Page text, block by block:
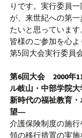
りです。実行委員
が、来世紀への第
たいと思っています
皆様のご参加を心よ
第5回大会実行委員
第6回大会 2000年
ル岐山・中部学院
新時代の福祉教育
望―
介護保険制度の施
領の移行措置の実